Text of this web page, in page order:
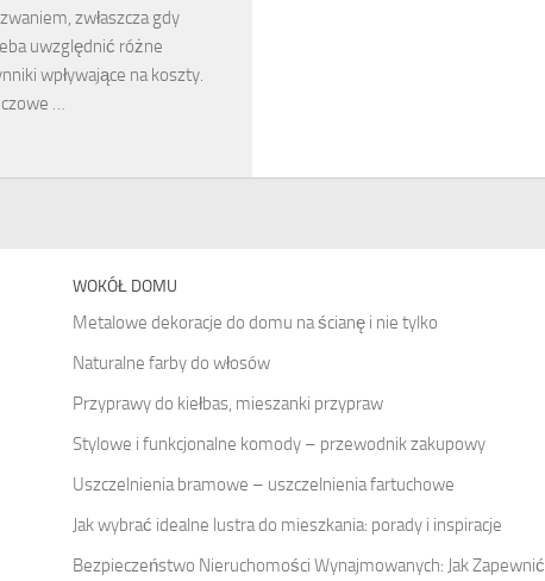
zwłaszcza gdy
uwzględnić różne
wpływające na koszty.
…
WOKÓŁ DOMU
Metalowe dekoracje do domu na ścianę i nie tylko
Naturalne farby do włosów
Przyprawy do kiełbas, mieszanki przypraw
Stylowe i funkcjonalne komody – przewodnik zakupowy
Uszczelnienia bramowe – uszczelnienia fartuchowe
Jak wybrać idealne lustra do mieszkania: porady i inspiracje
Bezpieczeństwo Nieruchomości Wynajmowanych: Jak Zapewnić